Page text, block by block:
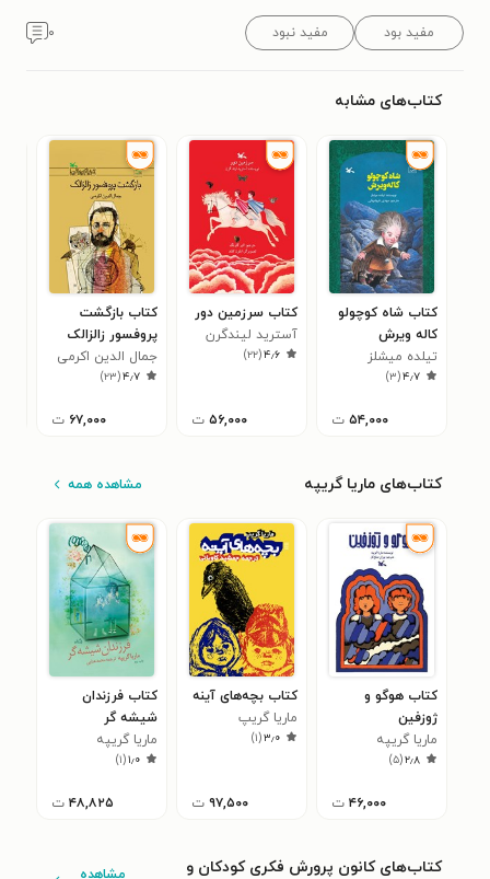
مفید بود مفید نبود ۰
کتاب‌های مشابه
کتاب شاه کوچولو
کاله ویرش
تیلده میشلز
۴٫۷(۳)
۵۴,۰۰۰ ت
کتاب سرزمین دور
آسترید لیندگرن
۴٫۶(۲۲)
۵۶,۰۰۰ ت
کتاب بازگشت
پروفسور زالزالک
جمال الدین اکرمی
۴٫۷(۲۳)
۶۷,۰۰۰ ت
کتاب‌های ماریا گریپه مشاهده همه
کتاب هوگو و
ژوزفین
ماريا گريپه
۲٫۸(۵)
۴۶,۰۰۰ ت
کتاب بچه‌های آینه
ماریا گریپ
۳٫۰(۱)
۹۷,۵۰۰ ت
کتاب فرزندان
شیشه گر
ماریا گریپه
۱٫۰(۱)
۴۸,۸۲۵ ت
کتاب‌های کانون پرورش فکری کودکان و
مشاهده